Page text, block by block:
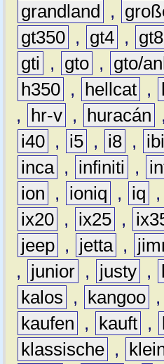
grandland
,
gt350 , gt4 ,
gti
, gto , gto/
h350 , hellcat ,
,
hr-v , huracán ,
i40 , i5 , i8 ,
inca , infiniti ,
ion
, ioniq , iq ,
ix20 , ix25 ,
jeep , jetta ,
,
junior , justy ,
kalos
, kangoo ,
kaufen
, kauft ,
klassische ,